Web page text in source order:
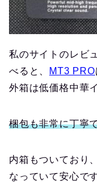
私のサイトのレビ
べると、
MT3 PRO
外箱は低価格中華
梱包も非常に丁寧
内箱もついており
なっていて安心です